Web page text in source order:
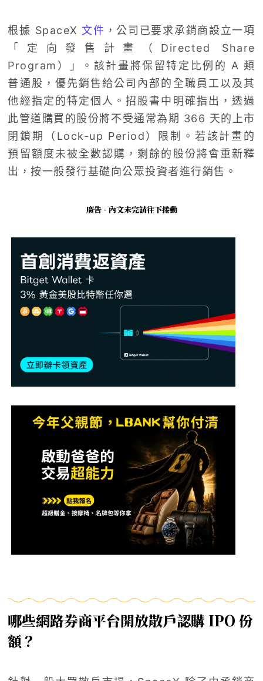
根據 SpaceX 文件 ，公司已要求承銷商設立一項
「定向發售計畫（Directed Share
Program）」。該計畫將保留特定比例的 A 類
普通股，優先銷售給公司內部的全職員工以及其
他經指定的特定個人。招股書中明確指出，透過
此管道購買的股份將不受通常為期 366 天的上市
閉鎖期（Lock-up Period）限制。若該計畫的
預留額度未被全數認購，剩餘的股份將會重新釋
出，按一般發行基礎向公眾投資者進行銷售。
廣告 - 內文未完請往下捲動
哪些網路券商平台開放散戶認購 IPO 份
額？